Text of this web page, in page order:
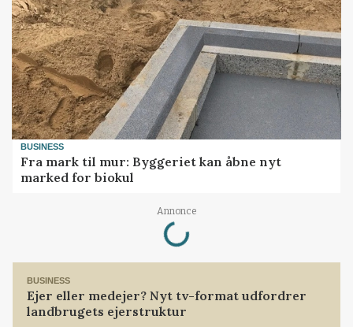
BUSINESS
Fra mark til mur: Byggeriet kan åbne nyt
marked for biokul
Annonce
Loading...
BUSINESS
Ejer eller medejer? Nyt tv-format udfordrer
landbrugets ejerstruktur